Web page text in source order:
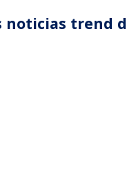
noticias trend